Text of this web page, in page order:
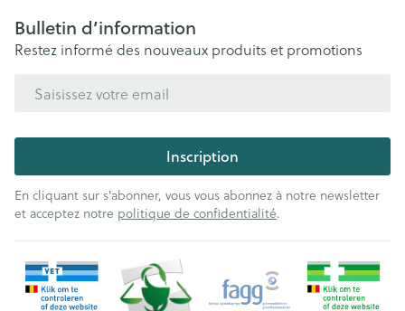
Bulletin d’information
Restez informé des nouveaux produits et promotions
Inscription
En cliquant sur s'abonner, vous vous abonnez à notre newsletter
et acceptez notre politique de confidentialité.